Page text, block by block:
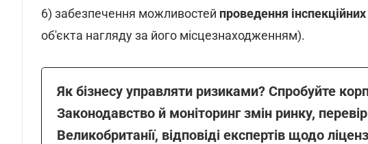
6) забезпечення можливостей проведення
об'єкта нагляду за його місцезнаходженням).
Як бізнесу управляти ризиками? Спробуйте
Законодавство й моніторинг змін ринку,
Великобританії, відповіді експертів щодо